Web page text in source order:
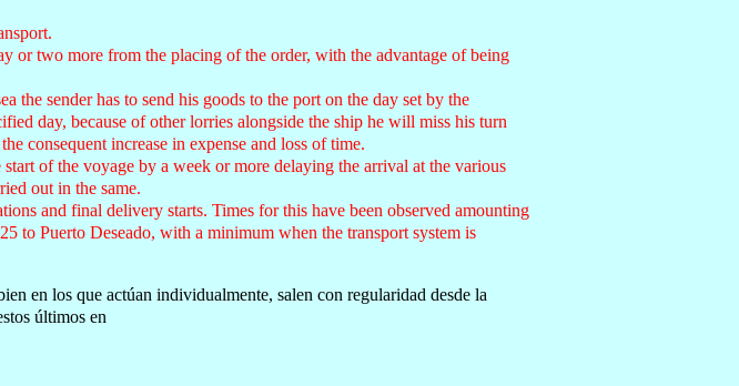
or two more from the placing of the order, with the advantage of being
the sender has to send his goods to the port on the day set by the
day, because of other lorries alongside the ship he will miss his turn
consequent increase in expense and loss of time.
of the voyage by a week or more delaying the arrival at the various
out in the same.
and final delivery starts. Times for this have been observed amounting
to Puerto Deseado, with a minimum when the transport system is
en los que actúan individualmente, salen con regularidad desde la
últimos en